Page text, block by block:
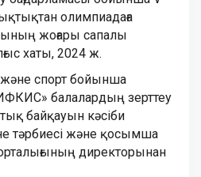
олимпиадаға
жоғары сапалы
хаты, 2024 ж.
спорт бойынша
балалардың зерттеу
байқауын кәсіби
тәрбиесі және қосымша
орталығының директорынан